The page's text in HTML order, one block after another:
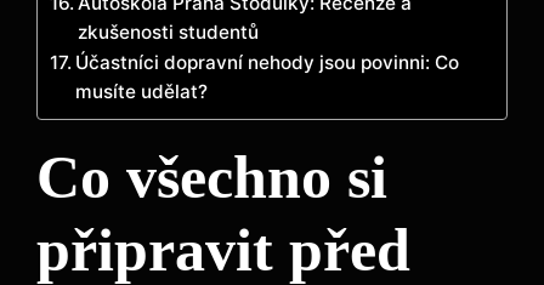
zkušenosti studentů
Účastníci dopravní nehody jsou povinni: Co
musíte udělat?
Co všechno si
připravit před